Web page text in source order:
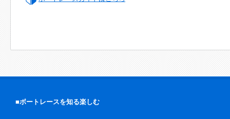
■ボートレースを知る楽しむ